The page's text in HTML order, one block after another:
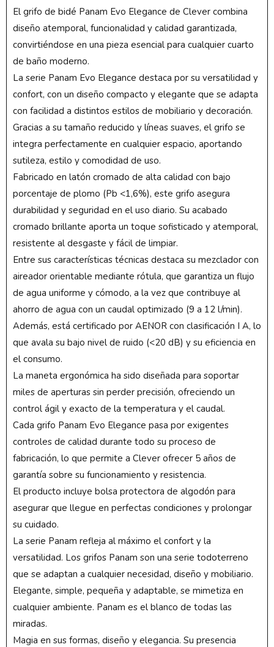
El grifo de bidé Panam Evo Elegance de Clever combina
diseño atemporal, funcionalidad y calidad garantizada,
convirtiéndose en una pieza esencial para cualquier cuarto
de baño moderno.
La serie Panam Evo Elegance destaca por su versatilidad y
confort, con un diseño compacto y elegante que se adapta
con facilidad a distintos estilos de mobiliario y decoración.
Gracias a su tamaño reducido y líneas suaves, el grifo se
integra perfectamente en cualquier espacio, aportando
sutileza, estilo y comodidad de uso.
Fabricado en latón cromado de alta calidad con bajo
porcentaje de plomo (Pb <1,6%), este grifo asegura
durabilidad y seguridad en el uso diario. Su acabado
cromado brillante aporta un toque sofisticado y atemporal,
resistente al desgaste y fácil de limpiar.
Entre sus características técnicas destaca su mezclador con
aireador orientable mediante rótula, que garantiza un flujo
de agua uniforme y cómodo, a la vez que contribuye al
ahorro de agua con un caudal optimizado (9 a 12 l/min).
Además, está certificado por AENOR con clasificación I A, lo
que avala su bajo nivel de ruido (<20 dB) y su eficiencia en
el consumo.
La maneta ergonómica ha sido diseñada para soportar
miles de aperturas sin perder precisión, ofreciendo un
control ágil y exacto de la temperatura y el caudal.
Cada grifo Panam Evo Elegance pasa por exigentes
controles de calidad durante todo su proceso de
fabricación, lo que permite a Clever ofrecer 5 años de
garantía sobre su funcionamiento y resistencia.
El producto incluye bolsa protectora de algodón para
asegurar que llegue en perfectas condiciones y prolongar
su cuidado.
La serie Panam refleja al máximo el confort y la
versatilidad. Los grifos Panam son una serie todoterreno
que se adaptan a cualquier necesidad, diseño y mobiliario.
Elegante, simple, pequeña y adaptable, se mimetiza en
cualquier ambiente. Panam es el blanco de todas las
miradas.
Magia en sus formas, diseño y elegancia. Su presencia